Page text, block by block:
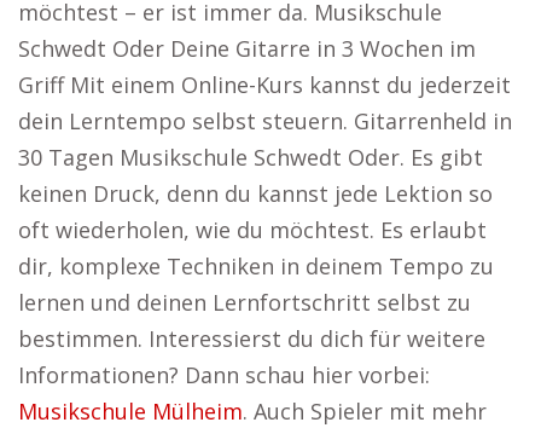
möchtest – er ist immer da. Musikschule
Schwedt Oder Deine Gitarre in 3 Wochen im
Griff Mit einem Online-Kurs kannst du jederzeit
dein Lerntempo selbst steuern. Gitarrenheld in
30 Tagen Musikschule Schwedt Oder. Es gibt
keinen Druck, denn du kannst jede Lektion so
oft wiederholen, wie du möchtest. Es erlaubt
dir, komplexe Techniken in deinem Tempo zu
lernen und deinen Lernfortschritt selbst zu
bestimmen. Interessierst du dich für weitere
Informationen? Dann schau hier vorbei:
Musikschule Mülheim. Auch Spieler mit mehr